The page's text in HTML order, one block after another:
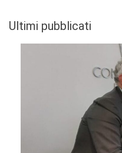
Ultimi pubblicati